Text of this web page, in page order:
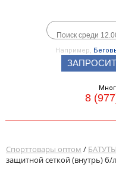
Например,
8
Спорттовары оптом / БАТУТЫ
защитной сеткой (внутрь) б/